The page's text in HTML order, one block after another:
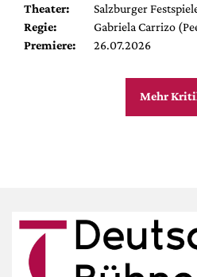
Theater:
Salzburger
Regie:
Gabriela Carrizo
Premiere:
26.07.2026
Mehr